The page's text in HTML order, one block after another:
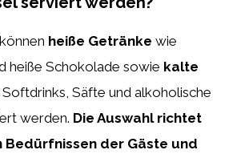
heiße Getränke wie
heiße Schokolade sowie kalte
Säfte und alkoholische
werden. Die Auswahl richtet
Bedürfnissen der Gäste und